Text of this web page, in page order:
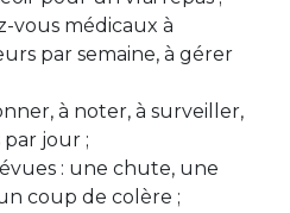
vous médicaux à
par semaine, à gérer
à noter, à surveiller,
jour ;
: une chute, une
coup de colère ;